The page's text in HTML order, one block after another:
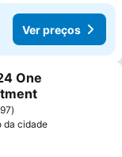
Ver preços
favoritos
One
97
da cidade